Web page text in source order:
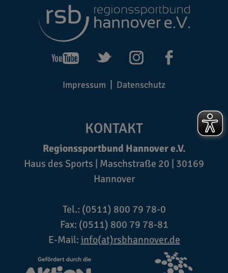
Impressum Datenschutz
KONTAKT
Regionssportbund Hannover e.V.
Haus des Sports | Maschstraße 20 | 30169
Hannover
Tel.: (0511) 800 79 78-0
Fax: (0511) 800 79 78-81
E-Mail: info(at)rsbhannover.de